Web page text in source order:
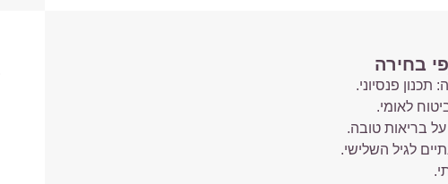
בחירה
פנסיוני.
לאומי.
בריאות טובה.
לגיל השלישי.